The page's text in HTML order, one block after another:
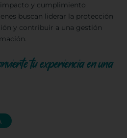
y cumplimiento
buscan liderar la protección
y contribuir a una gestión
tu experiencia en una